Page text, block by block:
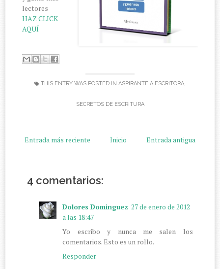
lectores
HAZ CLICK
AQUÍ
THIS ENTRY WAS POSTED IN ASPIRANTE A ESCRITORA,
SECRETOS DE ESCRITURA
Entrada más reciente Entrada antigua
Inicio
4 comentarios:
Dolores Dominguez 27 de enero de 2012
a las 18:47
Yo escribo y nunca me salen los
comentarios. Esto es un rollo.
Responder